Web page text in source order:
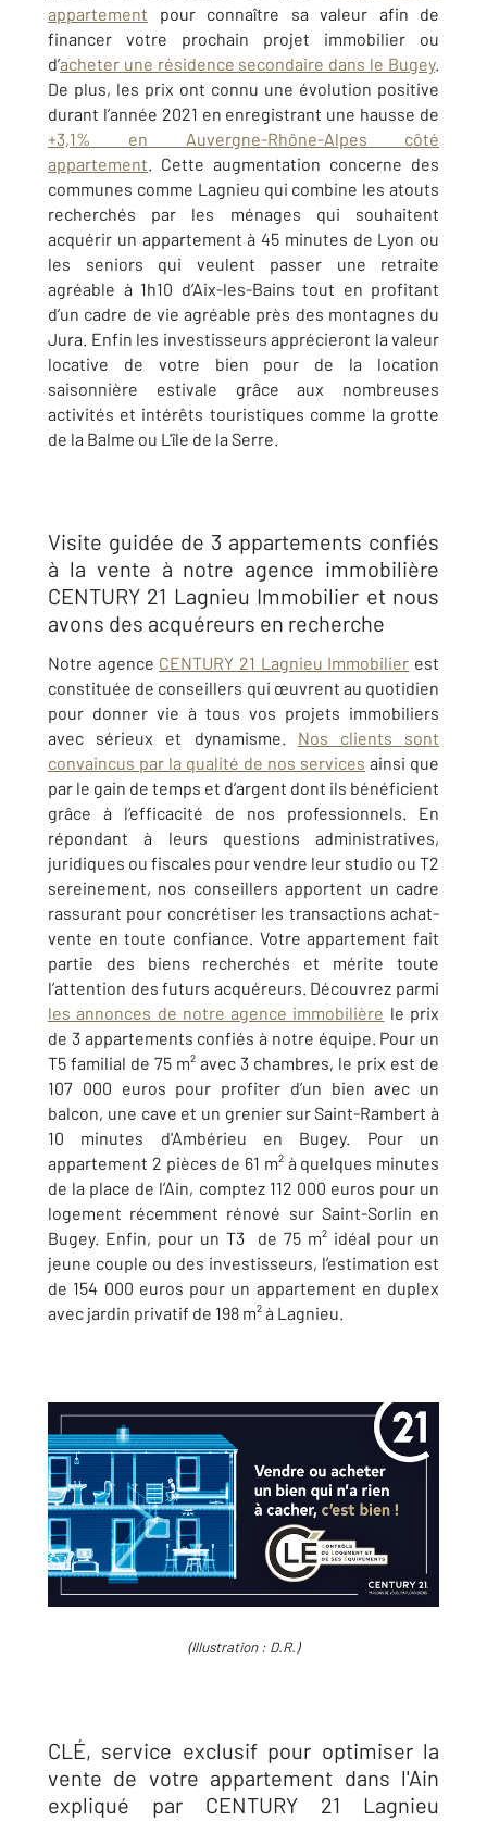
appartement pour connaître sa valeur afin de
financer votre prochain projet immobilier ou
d’acheter une résidence secondaire dans le Bugey.
De plus, les prix ont connu une évolution positive
durant l’année 2021 en enregistrant une hausse de
+3,1% en Auvergne-Rhône-Alpes côté
appartement. Cette augmentation concerne des
communes comme Lagnieu qui combine les atouts
recherchés par les ménages qui souhaitent
acquérir un appartement à 45 minutes de Lyon ou
les seniors qui veulent passer une retraite
agréable à 1h10 d’Aix-les-Bains tout en profitant
d’un cadre de vie agréable près des montagnes du
Jura. Enfin les investisseurs apprécieront la valeur
locative de votre bien pour de la location
saisonnière estivale grâce aux nombreuses
activités et intérêts touristiques comme la grotte
de la Balme ou L'île de la Serre.
Visite guidée de 3 appartements confiés
à la vente à notre agence immobilière
CENTURY 21 Lagnieu Immobilier et nous
avons des acquéreurs en recherche
Notre agence CENTURY 21 Lagnieu Immobilier est
constituée de conseillers qui œuvrent au quotidien
pour donner vie à tous vos projets immobiliers
avec sérieux et dynamisme. Nos clients sont
convaincus par la qualité de nos services ainsi que
par le gain de temps et d’argent dont ils bénéficient
grâce à l’efficacité de nos professionnels. En
répondant à leurs questions administratives,
juridiques ou fiscales pour vendre leur studio ou T2
sereinement, nos conseillers apportent un cadre
rassurant pour concrétiser les transactions achat-
vente en toute confiance. Votre appartement fait
partie des biens recherchés et mérite toute
l’attention des futurs acquéreurs. Découvrez parmi
les annonces de notre agence immobilière le prix
de 3 appartements confiés à notre équipe. Pour un
T5 familial de 75 m² avec 3 chambres, le prix est de
107 000 euros pour profiter d’un bien avec un
balcon, une cave et un grenier sur Saint-Rambert à
10 minutes d'Ambérieu en Bugey. Pour un
appartement 2 pièces de 61 m² à quelques minutes
de la place de l’Ain, comptez 112 000 euros pour un
logement récemment rénové sur Saint-Sorlin en
Bugey. Enfin, pour un T3 de 75 m² idéal pour un
jeune couple ou des investisseurs, l’estimation est
de 154 000 euros pour un appartement en duplex
avec jardin privatif de 198 m² à Lagnieu.
(Illustration : D.R.)
CLÉ, service exclusif pour optimiser la
vente de votre appartement dans l'Ain
expliqué par CENTURY 21 Lagnieu